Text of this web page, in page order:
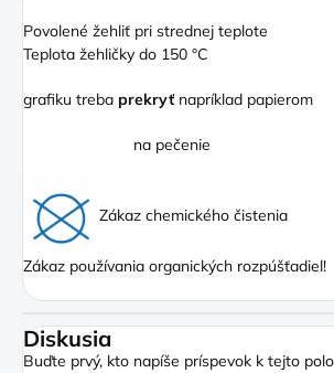
Povolené žehliť pri strednej teplote
Teplota žehličky do 150 °C
grafiku treba prekryť napríklad papierom
na pečenie
Zákaz chemického čistenia
Zákaz používania organických rozpúšťadiel!
Diskusia
Buďte prvý, kto napíše príspevok k tejto